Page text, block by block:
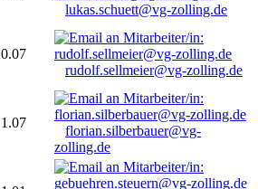
lukas.schuett@vg-zolling.de
0.07
rudolf.sellmeier@vg-zolling.de
1.07
florian.silberbauer@vg-
zolling.de